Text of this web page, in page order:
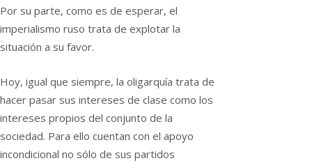
Por su parte, como es de esperar, el
imperialismo ruso trata de explotar la
situación a su favor.
Hoy, igual que siempre, la oligarquía trata de
hacer pasar sus intereses de clase como los
intereses propios del conjunto de la
sociedad. Para ello cuentan con el apoyo
incondicional no sólo de sus partidos